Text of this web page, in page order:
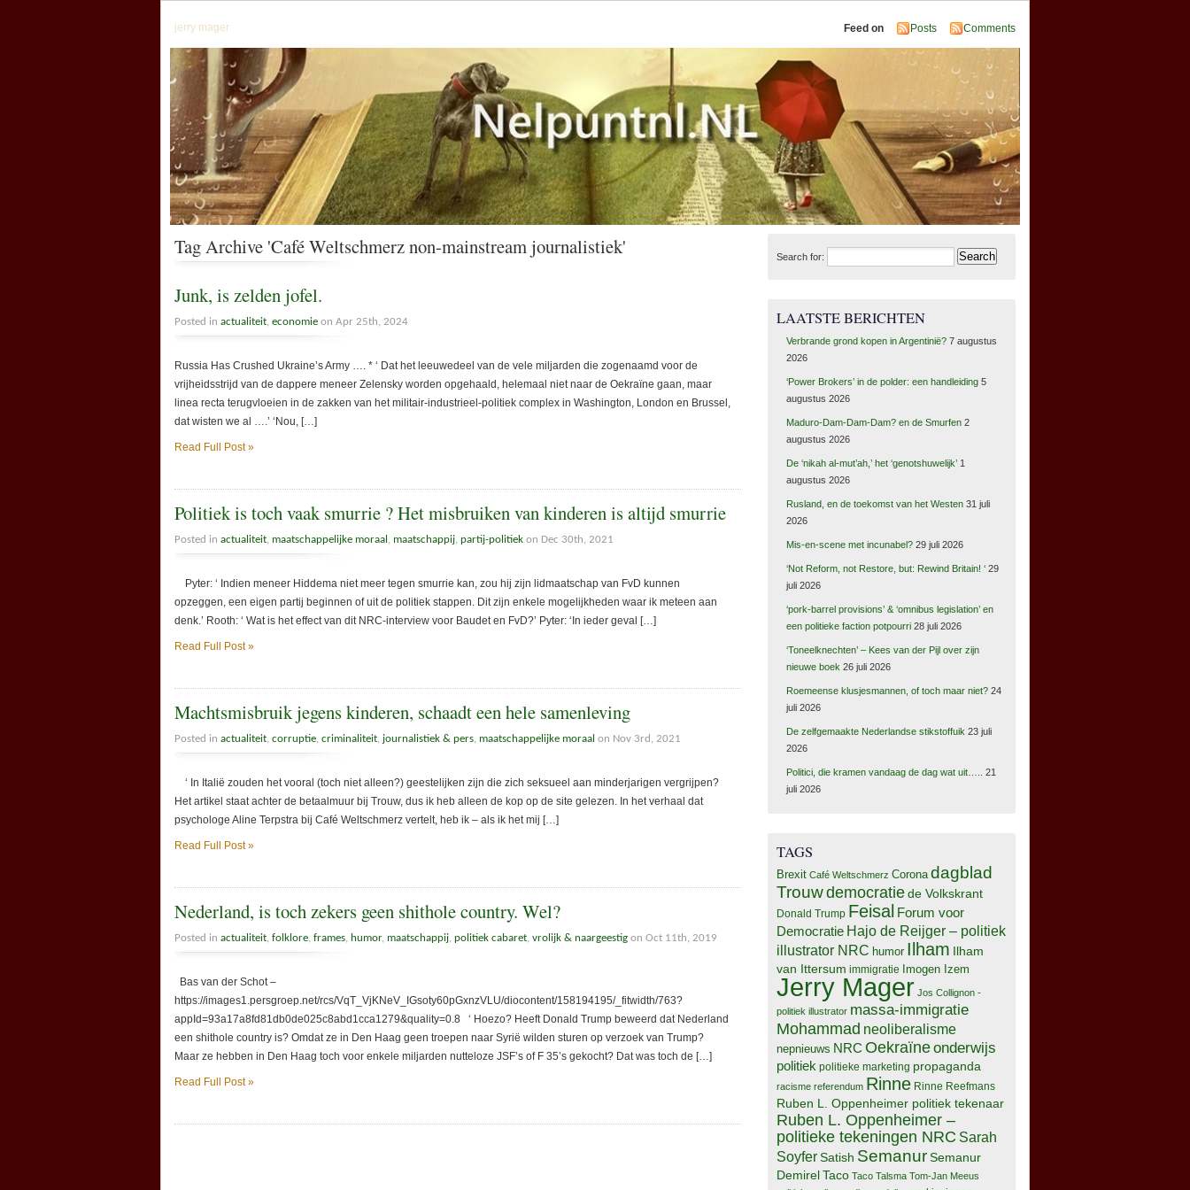
jerry mager Feed on Posts Comments
Tag Archive 'Café Weltschmerz non-mainstream journalistiek'
Junk, is zelden jofel.
Posted in actualiteit economie on Apr 25th, 2024
Russia Has Crushed Ukraine’s Army …. * ‘ Dat het leeuwedeel van de vele miljarden die zogenaamd voor de
vrijheidsstrijd van de dappere meneer Zelensky worden opgehaald, helemaal niet naar de Oekraïne gaan, maar
linea recta terugvloeien in de zakken van het militair-industrieel-politiek complex in Washington, London en Brussel,
dat wisten we al ….’ ‘Nou, […]
Read Full Post »
Politiek is toch vaak smurrie ? Het misbruiken van kinderen is altijd smurrie
Posted in actualiteit maatschappelijke moraal maatschappij partij-politiek on Dec 30th, 2021
Pyter: ‘ Indien meneer Hiddema niet meer tegen smurrie kan, zou hij zijn lidmaatschap van FvD kunnen
opzeggen, een eigen partij beginnen of uit de politiek stappen. Dit zijn enkele mogelijkheden waar ik meteen aan
denk.’ Rooth: ‘ Wat is het effect van dit NRC-interview voor Baudet en FvD?’ Pyter: ‘In ieder geval […]
Read Full Post »
Machtsmisbruik jegens kinderen, schaadt een hele samenleving
Posted in actualiteit corruptie criminaliteit journalistiek & pers maatschappelijke moraal on Nov 3rd, 2021
‘ In Italië zouden het vooral (toch niet alleen?) geestelijken zijn die zich seksueel aan minderjarigen vergrijpen?
Het artikel staat achter de betaalmuur bij Trouw, dus ik heb alleen de kop op de site gelezen. In het verhaal dat
psychologe Aline Terpstra bij Café Weltschmerz vertelt, heb ik – als ik het mij […]
Read Full Post »
Nederland, is toch zekers geen shithole country. Wel?
Posted in actualiteit folklore frames humor, maatschappij politiek cabaret vrolijk & naargeestig on Oct 11th, 2019
Bas van der Schot –
https://images1.persgroep.net/rcs/VqT_VjKNeV_IGsoty60pGxnzVLU/diocontent/158194195/_fitwidth/763?
appId=93a17a8fd81db0de025c8abd1cca1279&quality=0.8 ‘ Hoezo? Heeft Donald Trump beweerd dat Nederland
een shithole country is? Omdat ze in Den Haag geen troepen naar Syrië wilden sturen op verzoek van Trump?
Maar ze hebben in Den Haag toch voor enkele miljarden nutteloze JSF’s of F 35’s gekocht? Dat was toch de […]
Read Full Post »
Search for:
LAATSTE BERICHTEN
Verbrande grond kopen in Argentinië? 7 augustus
2026
‘Power Brokers’ in de polder: een handleiding 5
augustus 2026
Maduro-Dam-Dam-Dam? en de Smurfen 2
augustus 2026
De ‘nikah al-mut’ah,’ het ‘genotshuwelijk’ 1
augustus 2026
Rusland, en de toekomst van het Westen 31 juli
2026
Mis-en-scene met incunabel? 29 juli 2026
‘Not Reform, not Restore, but: Rewind Britain! ‘ 29
juli 2026
‘pork-barrel provisions’ & ‘omnibus legislation’ en
een politieke faction potpourri 28 juli 2026
‘Toneelknechten’ – Kees van der Pijl over zijn
nieuwe boek 26 juli 2026
Roemeense klusjesmannen, of toch maar niet? 24
juli 2026
De zelfgemaakte Nederlandse stikstoffuik 23 juli
2026
Politici, die kramen vandaag de dag wat uit…..
21
juli 2026
TAGS
Brexit Café Weltschmerz Corona dagblad
Trouwdemocratiede Volkskrant
Donald Trump Feisal Forum voor
Democratie Hajo de Reijger – politiek
illustrator NRC humor Ilham Ilham
van Ittersum immigratie Imogen Izem
Jerry Mager Jos Collignon -
politiek illustrator massa-immigratie
Mohammad neoliberalisme
nepnieuws NRC Oekraïneonderwijs
politiek politieke marketing propaganda
racisme referendum Rinne Rinne Reefmans
Ruben L. Oppenheimer politiek tekenaar
Ruben L. Oppenheimer –
politieke tekeningen NRC Sarah
Soyfer Satish SemanurSemanur
DemirelTaco Taco Talsma Tom-Jan Meeus